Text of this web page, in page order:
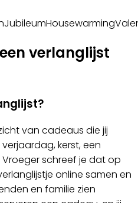
JubileumHousewarming
verlanglijst
van cadeaus die jij
kerst, een
schreef je dat op
online samen en
en familie zien